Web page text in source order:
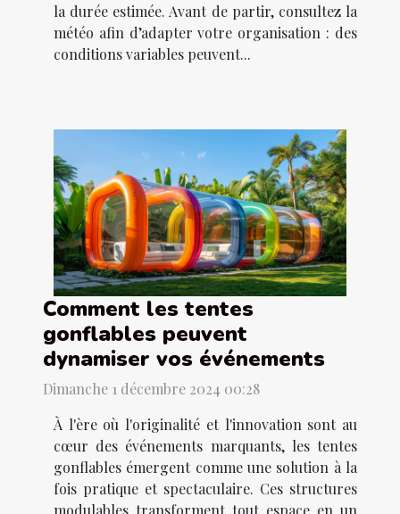
la durée estimée. Avant de partir, consultez la
météo afin d’adapter votre organisation : des
conditions variables peuvent...
Comment les tentes
gonflables peuvent
dynamiser vos événements
Dimanche 1 décembre 2024 00:28
À l'ère où l'originalité et l'innovation sont au
cœur des événements marquants, les tentes
gonflables émergent comme une solution à la
fois pratique et spectaculaire. Ces structures
modulables transforment tout espace en un